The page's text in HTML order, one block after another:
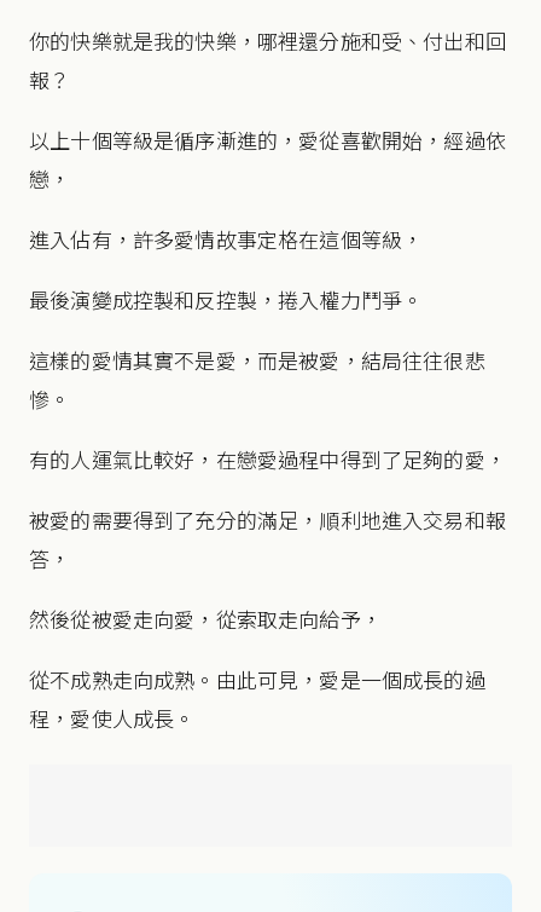
你的快樂就是我的快樂，哪裡還分施和受、付出和回
報？
以上十個等級是循序漸進的，愛從喜歡開始，經過依
戀，
進入佔有，許多愛情故事定格在這個等級，
最後演變成控製和反控製，捲入權力鬥爭。
這樣的愛情其實不是愛，而是被愛，結局往往很悲
慘。
有的人運氣比較好，在戀愛過程中得到了足夠的愛，
被愛的需要得到了充分的滿足，順利地進入交易和報
答，
然後從被愛走向愛，從索取走向給予，
從不成熟走向成熟。由此可見，愛是一個成長的過
程，愛使人成長。